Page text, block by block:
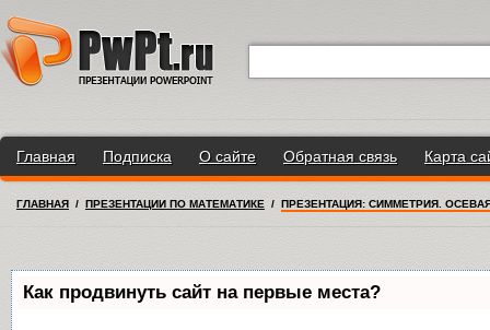
Главная Подписка О сайте Обратная связь Карта
ГЛАВНАЯ / ПРЕЗЕНТАЦИИ ПО МАТЕМАТИКЕ / ПРЕЗЕНТАЦИЯ: СИММЕТРИЯ.
Как продвинуть сайт на первые места?